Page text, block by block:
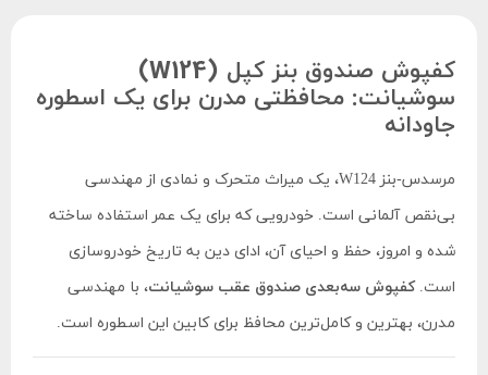
کفپوش صندوق بنز کپل (W124)
سوشیانت: محافظتی مدرن برای یک اسطوره
جاودانه
مرسدس-بنز W124، یک میراث متحرک و نمادی از مهندسی
بی‌نقص آلمانی است. خودرویی که برای یک عمر استفاده ساخته
شده و امروز، حفظ و احیای آن، ادای دین به تاریخ خودروسازی
است.کفپوش سه‌بعدی صندوق عقب سوشیانت، با مهندسی
مدرن، بهترین و کامل‌ترین محافظ برای کابین این اسطوره است.